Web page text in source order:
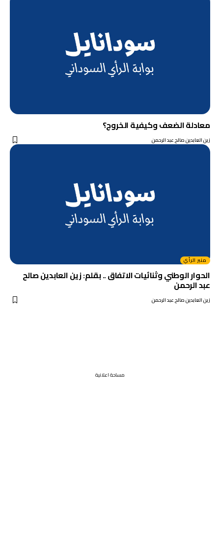
معادلة الضعف وكيفية الخروج؟
زين العابدين صالح عبد الرحمن
منبر الرأي
الحوار الوطني وثنائيات الاتفاق .. بقلم: زين العابدين صالح
عبد الرحمن
زين العابدين صالح عبد الرحمن
مساحة اعلانية